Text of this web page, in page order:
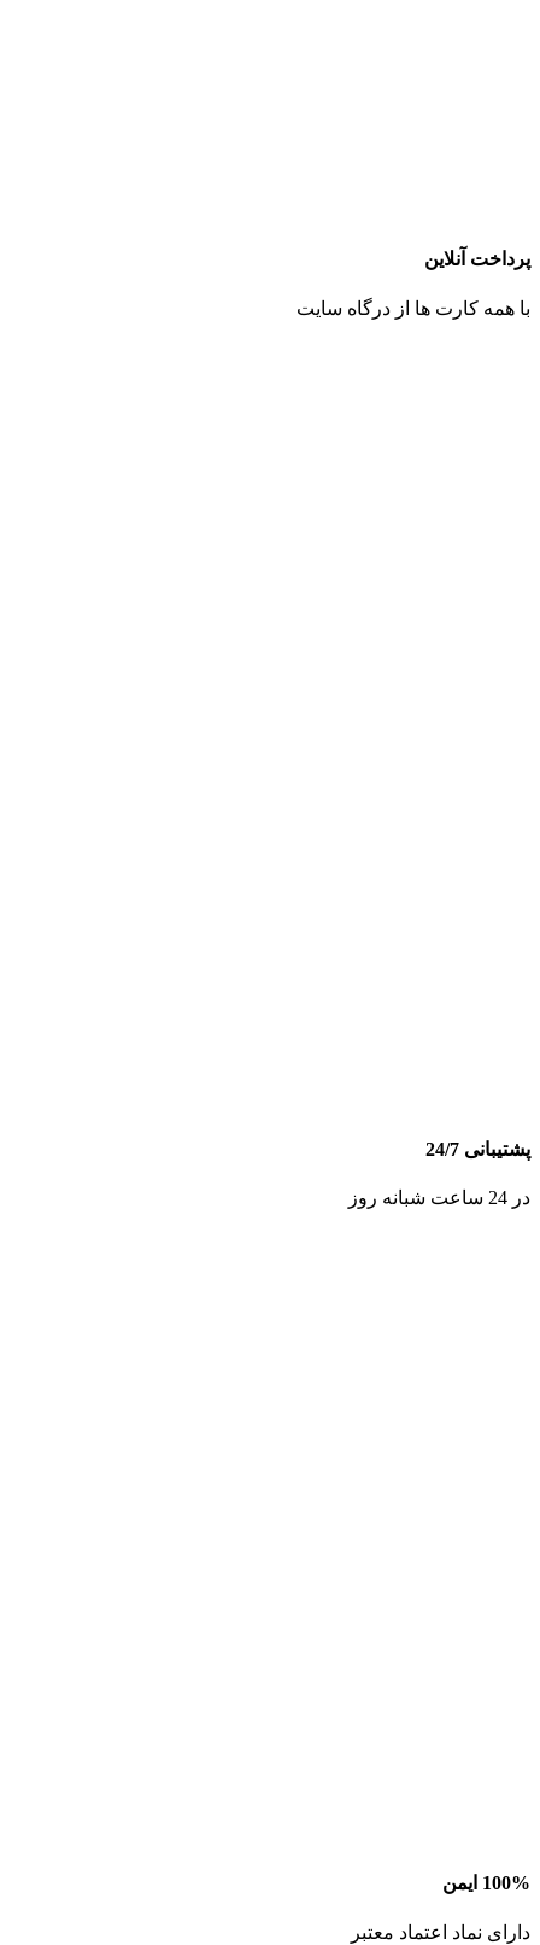
پرداخت آنلاین
با همه کارت ها از درگاه سایت
پشتیبانی 24/7
در 24 ساعت شبانه روز
100% ایمن
دارای نماد اعتماد معتبر